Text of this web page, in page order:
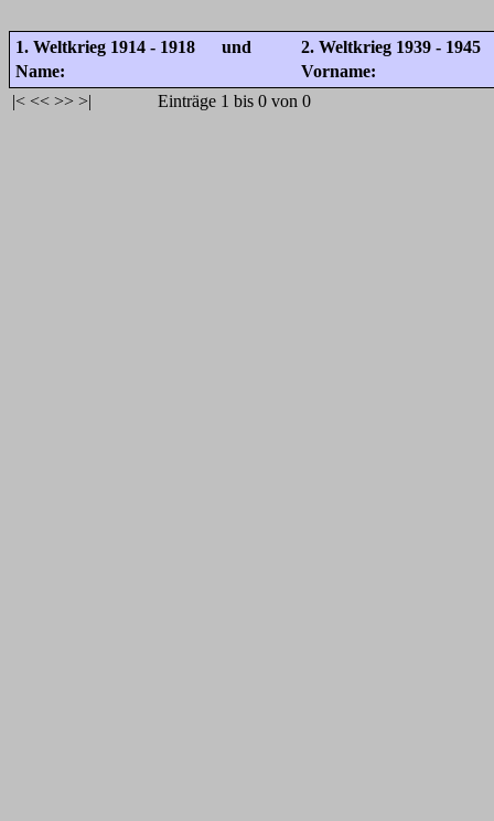
1. Weltkrieg 1914 - 1918 und
2. Weltkrieg 1939 - 1945
Name:
Vorname:
|< << >> >| Einträge 1 bis 0 von 0